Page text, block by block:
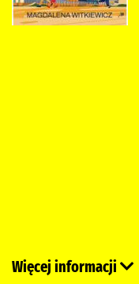
Więcej informacji